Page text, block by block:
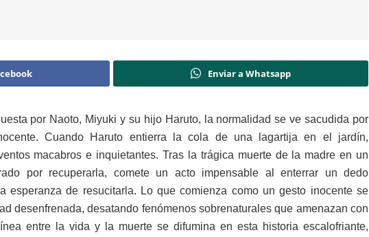
Enviar a Whatsapp
por Naoto, Miyuki y su hijo Haruto, la normalidad se ve sacudida por
Cuando Haruto entierra la cola de una lagartija en el jardín,
macabros e inquietantes. Tras la trágica muerte de la madre en un
por recuperarla, comete un acto impensable al enterrar un dedo
esperanza de resucitarla. Lo que comienza como un gesto inocente se
desenfrenada, desatando fenómenos sobrenaturales que amenazan con
entre la vida y la muerte se difumina en esta historia escalofriante,